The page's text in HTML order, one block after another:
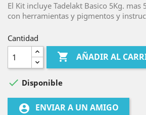
El Kit incluye Tadelakt Basico 5Kg. mas
con herramientas y pigmentos y
Cantidad
 AÑADIR AL
 Disponible
account_circle ENVIAR A UN AMIGO